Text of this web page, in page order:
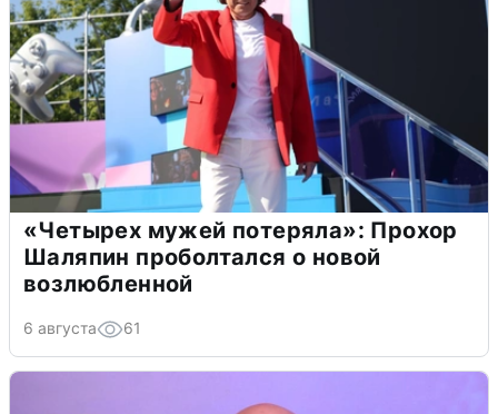
«Четырех мужей потеряла»: Прохор
Шаляпин проболтался о новой
возлюбленной
6 августа 61